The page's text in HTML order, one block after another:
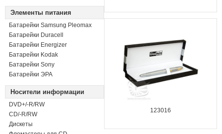
Элементы питания
Батарейки Samsung Pleomax
Батарейки Duracell
Батарейки Energizer
Батарейки Kodak
Батарейки Sony
Батарейки ЭРА
Носители информации
DVD+/-R/RW
СD/-R/RW
Дискеты
123016